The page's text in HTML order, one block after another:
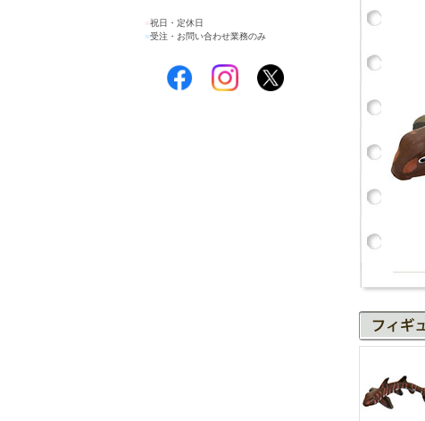
祝日・定休日
■受注・お問い合わせ業務のみ